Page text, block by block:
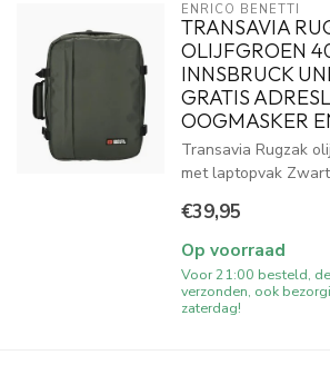
ENRICO BENETTI
TRANSAVIA
OLIJFGROEN
INNSBRUCK
GRATIS
OOGMASKER
Transavia Rugzak
met laptopvak
€39,95
Op voorraad
Voor 21:00 besteld,
verzonden, ook
zaterdag!